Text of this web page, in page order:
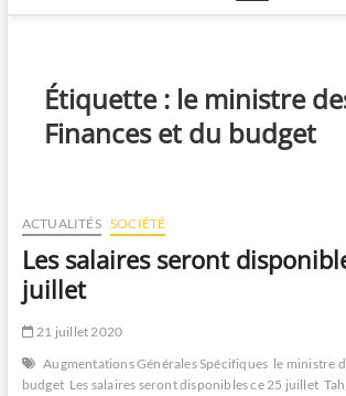
Étiquette : le ministre
Finances et du budget
ACTUALITÉS SOCIÉTÉ
Les salaires seront
juillet
21 juillet 2020
Augmentations Générales Spécifiques le ministre
budget Les salaires seront disponibles ce 25 juillet